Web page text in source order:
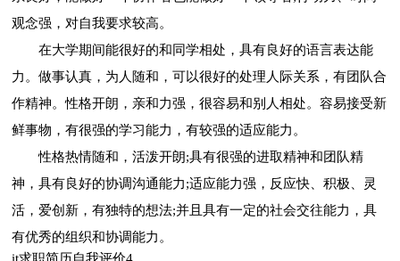
观念强，对自我要求较高。
在大学期间能很好的和同学相处，具有良好的语言表达能
力。做事认真，为人随和，可以很好的处理人际关系，有团队合
作精神。性格开朗，亲和力强，很容易和别人相处。容易接受新
鲜事物，有很强的学习能力，有较强的适应能力。
性格热情随和，活泼开朗;具有很强的进取精神和团队精
神，具有良好的协调沟通能力;适应能力强，反应快、积极、灵
活，爱创新，有独特的想法;并且具有一定的社会交往能力，具
有优秀的组织和协调能力。
it求职简历自我评价4